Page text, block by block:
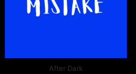
After Dark